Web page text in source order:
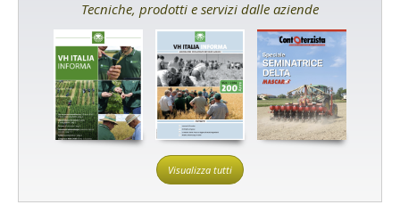
Tecniche, prodotti e servizi dalle aziende
Visualizza tutti